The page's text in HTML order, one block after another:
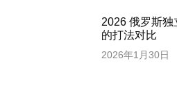
2026 俄罗斯
的打法对比
2026年1月30日